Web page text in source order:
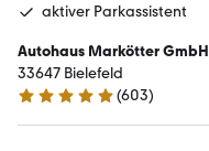
aktiver Parkassistent
Autohaus Markötter GmbH
33647 Bielefeld
4.9 Sterne
(603)